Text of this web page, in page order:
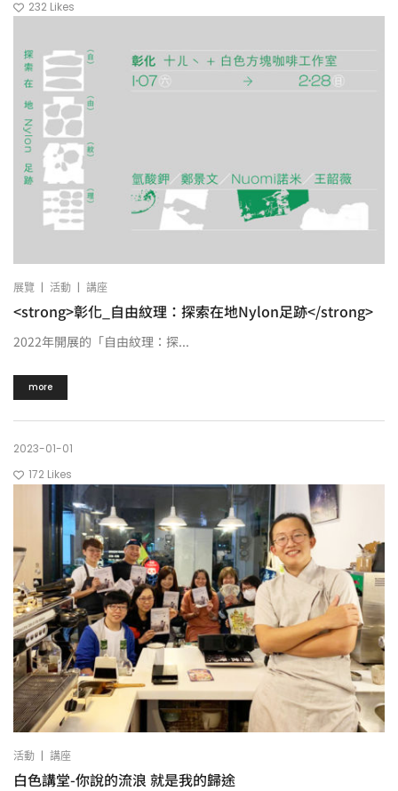
232 Likes
展覽 | 活動 | 講座
<strong>彰化_自由紋理：探索在地Nylon足跡</strong>
2022年開展的「自由紋理：探...
more
2023-01-01
172 Likes
活動 | 講座
白色講堂-你說的流浪 就是我的歸途